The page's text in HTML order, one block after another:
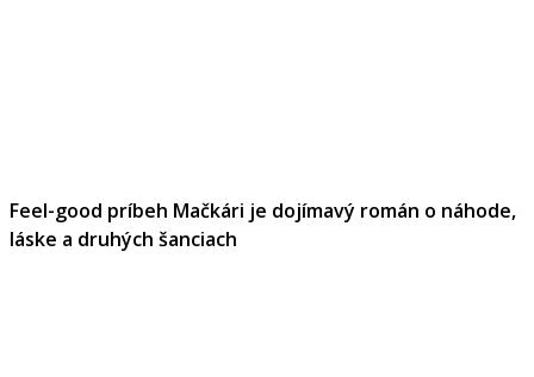
Feel-good príbeh Mačkári je dojímavý román o náhode,
láske a druhých šanciach